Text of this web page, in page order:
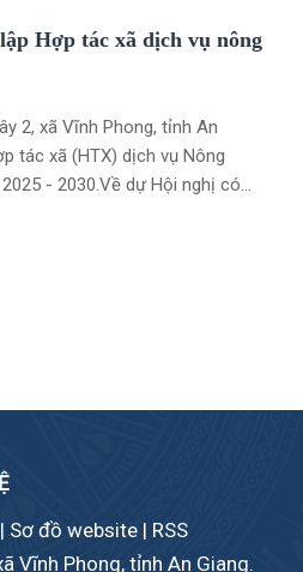
Hợp tác xã dịch vụ nông
2, xã Vĩnh Phong, tỉnh An
tác xã (HTX) dịch vụ Nông
- 2030.Về dự Hội nghị có
thành viên của HTX đã về
| Sơ đồ website | RSS
Vĩnh Phong, tỉnh An Giang.